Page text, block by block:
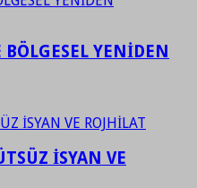
YENİDEN
İSYAN VE